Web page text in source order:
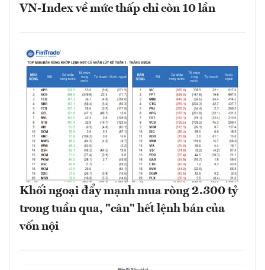
VN-Index về mức thấp chỉ còn 10 lần
Khối ngoại đẩy mạnh mua ròng 2.300 tỷ
trong tuần qua, "cân" hết lệnh bán của
vốn nội